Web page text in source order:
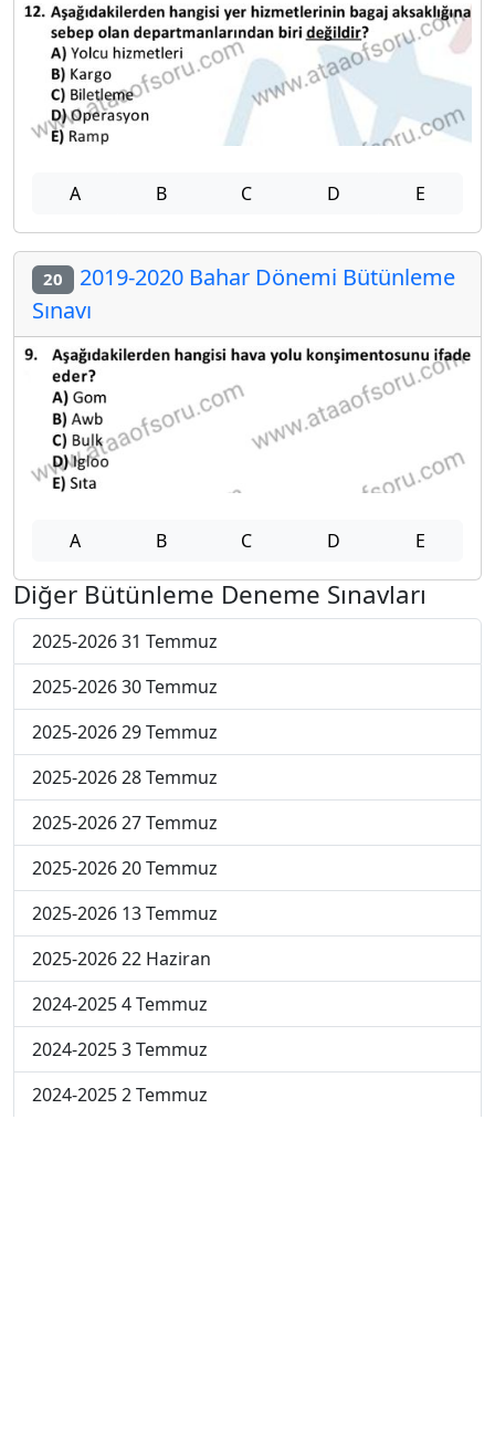
A B C D E
20 2019-2020 Bahar Dönemi Bütünleme
Sınavı
A B C D E
Diğer Bütünleme Deneme Sınavları
2025-2026 31 Temmuz
2025-2026 30 Temmuz
2025-2026 29 Temmuz
2025-2026 28 Temmuz
2025-2026 27 Temmuz
2025-2026 20 Temmuz
2025-2026 13 Temmuz
2025-2026 22 Haziran
2024-2025 4 Temmuz
2024-2025 3 Temmuz
2024-2025 2 Temmuz